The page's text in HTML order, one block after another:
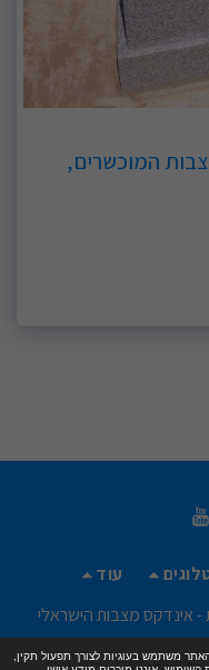
משתמש בעוגיות לצורך תפעול תקין,
המוכשרים,
עוד
אינדקס מצבות הישראלי
נגישות